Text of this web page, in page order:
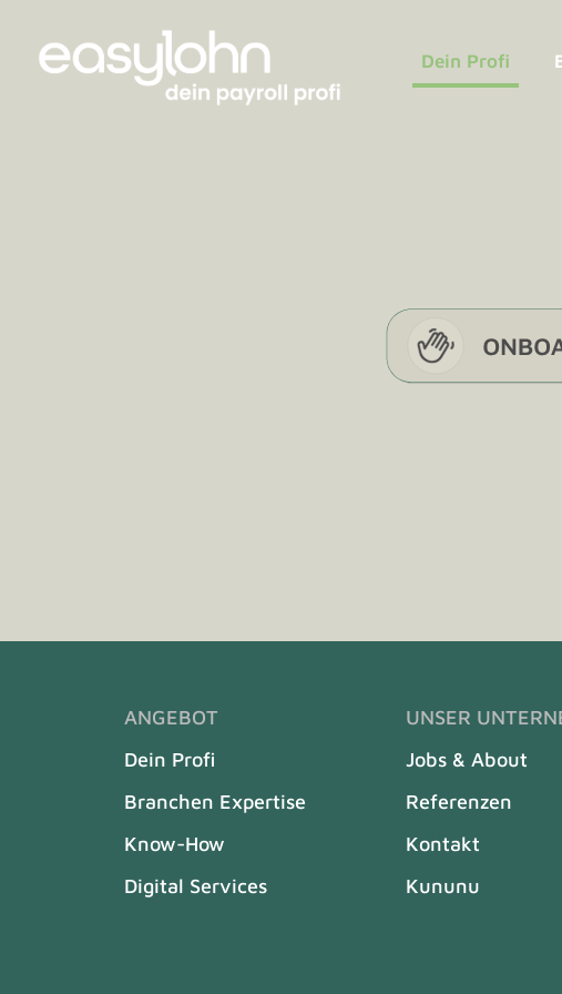
Dein Profi
ANGEBOT
Dein Profi
Branchen Expertise
Know-How
Digital Services
UNSER
Jobs & About
Referenzen
Kontakt
Kununu